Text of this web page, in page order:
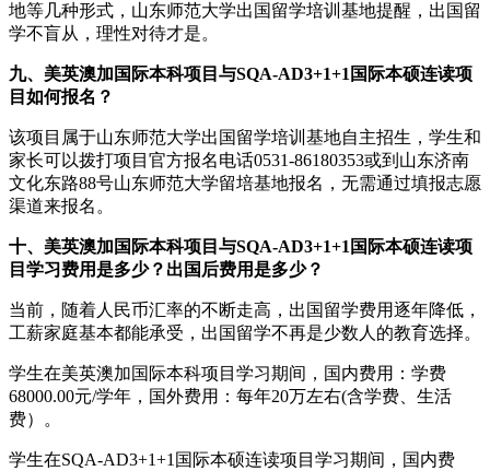
地等几种形式，山东师范大学出国留学培训基地提醒，出国留
学不盲从，理性对待才是。
九、美英澳加国际本科项目与SQA-AD3+1+1国际本硕连读项
目如何报名？
该项目属于山东师范大学出国留学培训基地自主招生，学生和
家长可以拨打项目官方报名电话0531-86180353或到山东济南
文化东路88号山东师范大学留培基地报名，无需通过填报志愿
渠道来报名。
十、美英澳加国际本科项目与SQA-AD3+1+1国际本硕连读项
目学习费用是多少？出国后费用是多少？
当前，随着人民币汇率的不断走高，出国留学费用逐年降低，
工薪家庭基本都能承受，出国留学不再是少数人的教育选择。
学生在美英澳加国际本科项目学习期间，国内费用：学费
68000.00元/学年，国外费用：每年20万左右(含学费、生活
费）。
学生在SQA-AD3+1+1国际本硕连读项目学习期间，国内费